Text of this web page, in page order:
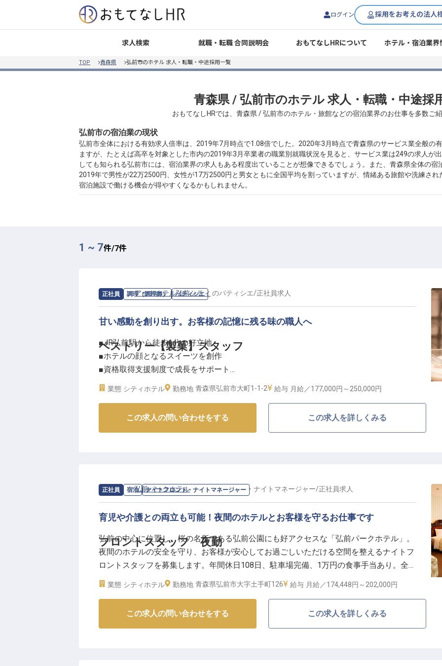
ログイン 採用をお考えの法人
求人検索 就職・転職 合同説明会 おもてなしHRについて ホテル・宿泊業界
TOP 青森県 弘前市のホテル 求人・転職・中途採用一覧
青森県 / 弘前市のホテル 求人・転職・中途採
おもてなしHRでは、青森県 / 弘前市のホテル・旅館などの宿泊業界のお仕事を多数ご
弘前市の宿泊業の現状
弘前市全体における有効求人倍率は、2019年7月時点で1.08倍でした。2020年3月時点で青森県のサービス業全般の
ますが、たとえば高卒を対象とした市内の2019年3月卒業者の職業別就職状況を見ると、サービス業は249の求人が
しても知られる弘前市には、宿泊業界の求人もある程度出ていることが想像できるでしょう。また、青森県全体の
2019年で男性が22万2500円、女性が17万2500円と男女ともに全国平均を割っていますが、情緒ある旅館や洗練さ
宿泊施設で働ける機会が得やすくなるかもしれません。
1 ~ 7件/7件
正社員 調理（調理師） パティシエ
ペストリー【製菓】スタッフ
求人情報：アートホテル弘前シティ のパティシエ/正社員求人
甘い感動を創り出す。お客様の記憶に残る味の職人へ
■JR弘前駅から徒歩1分の好立地
■ホテルの顔となるスイーツを創作
■資格取得支援制度で成長をサポート
■多彩な手当で頑張りを評価します
弘前の玄関口に佇む「アートホテル弘前シティ」で、お客様の記憶に残る美味しい時間を
創り出しませんか？ケーキやデザート、焼き菓子など、あなたのセンスと技術を活かした
んか？
ーー【あなたの成長を応援する環境で、パティシエとしての腕を磨く】
ポートします。資格取得支援制度では検定料支援や合格祝金（10,000〜40,000円）をご用
意。製菓衛生師などの資格取得を目指す方も安心です。また、育児・介護短時間勤務制度
も完備し、長く活躍できる環境を整えています。時間外手当や休日勤務手当など各種手当
も充実！JR弘前駅から徒歩1分という好立地で、マイカー通勤も可能です。あなたの技術
※2025年07月17日時点の情報です
業態 シティホテル 勤務地 青森県弘前市大町1-1-2 給与 月給／177,000円～ 250,000円
この求人の問い合わせをする この求人を詳しくみる
正社員 宿泊 ナイトフロント・ナイトマネージャー
フロントスタッフ 夜勤
求人情報：弘前パークホテル のナイトフロント・ナイトマネージャー/正社員求人
育児や介護との両立も可能！夜間のホテルとお客様を守るお仕事です
弘前の中心に位置し、桜の名所である弘前公園にも好アクセスな「弘前パークホテル」。
夜間のホテルの安全を守り、お客様が安心してお過ごしいただける空間を整えるナイトフ
ロントスタッフを募集します。年間休日108日、駐車場完備、1万円の食事手当あり。全
従業員が働きやすい環境を整えている当ホテルでは、育児や介護休業の取得実績があり、
業態 シティホテル 勤務地 青森県弘前市大字土手町126 給与 月給／174,448円～ 202,000円
この求人の問い合わせをする この求人を詳しくみる